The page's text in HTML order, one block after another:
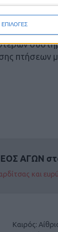
να
πτήσεων
ΑΓΩΝ
και
Καιρός: